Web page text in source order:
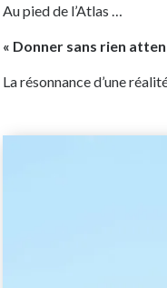
Au pied de l’Atlas …
« Donner sans rien
La résonnance d’une